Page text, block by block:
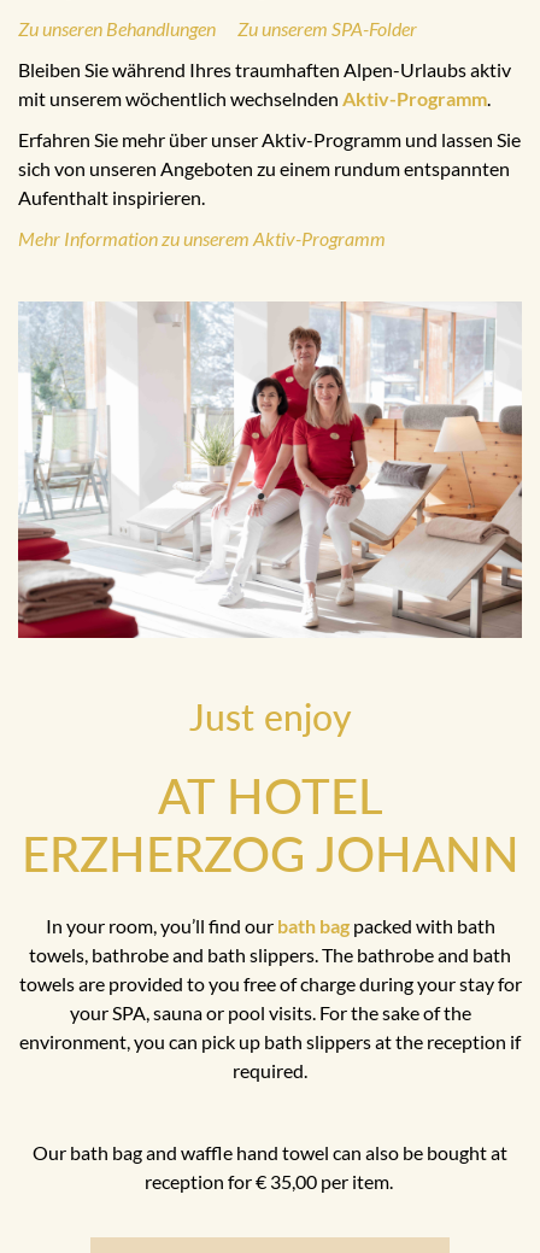
Zu unseren Behandlungen Zu unserem SPA-Folder
Bleiben Sie während Ihres traumhaften Alpen-Urlaubs aktiv
mit unserem wöchentlich wechselnden Aktiv-Programm.
Erfahren Sie mehr über unser Aktiv-Programm und lassen Sie
sich von unseren Angeboten zu einem rundum entspannten
Aufenthalt inspirieren.
Mehr Information zu unserem Aktiv-Programm
Just enjoy
AT HOTEL
ERZHERZOG JOHANN
In your room, you’ll find our bath bagpacked with bath
towels, bathrobe and bath slippers. The bathrobe and bath
towels are provided to you free of charge during your stay for
your SPA, sauna or pool visits. For the sake of the
environment, you can pick up bath slippers at the reception if
required.
Our bath bag and waffle hand towel can also be bought at
reception for € 35,00 per item.